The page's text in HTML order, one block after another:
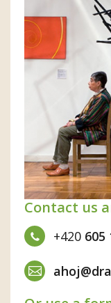
Contact us
+420 605